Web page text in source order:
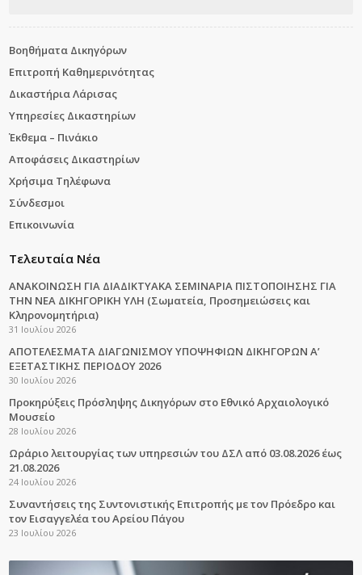
Βοηθήματα Δικηγόρων
Επιτροπή Καθημερινότητας
Δικαστήρια Λάρισας
Υπηρεσίες Δικαστηρίων
Έκθεμα – Πινάκιο
Αποφάσεις Δικαστηρίων
Χρήσιμα Τηλέφωνα
Σύνδεσμοι
Επικοινωνία
Τελευταία Νέα
ΑΝΑΚΟΙΝΩΣΗ ΓΙΑ ΔΙΑΔΙΚΤΥΑΚΑ ΣΕΜΙΝΑΡΙΑ ΠΙΣΤΟΠΟΙΗΣΗΣ ΓΙΑ
ΤΗΝ ΝΕΑ ΔΙΚΗΓΟΡΙΚΗ ΥΛΗ (Σωματεία, Προσημειώσεις και
Κληρονομητήρια)
31 Ιουλίου 2026
ΑΠΟΤΕΛΕΣΜΑΤΑ ΔΙΑΓΩΝΙΣΜΟΥ ΥΠΟΨΗΦΙΩΝ ΔΙΚΗΓΟΡΩΝ Α’
ΕΞΕΤΑΣΤΙΚΗΣ ΠΕΡΙΟΔΟΥ 2026
30 Ιουλίου 2026
Προκηρύξεις Πρόσληψης Δικηγόρων στο Εθνικό Αρχαιολογικό
Μουσείο
28 Ιουλίου 2026
Ωράριο λειτουργίας των υπηρεσιών του ΔΣΛ από 03.08.2026 έως
21.08.2026
24 Ιουλίου 2026
Συναντήσεις της Συντονιστικής Επιτροπής με τον Πρόεδρο και
τον Εισαγγελέα του Αρείου Πάγου
23 Ιουλίου 2026